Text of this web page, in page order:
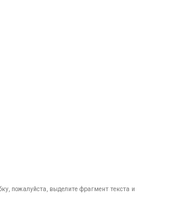
пожалуйста, выделите фрагмент текста и